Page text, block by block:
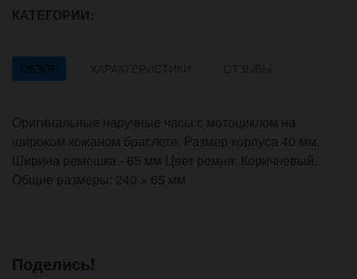
КАТЕГОРИИ:
ОБЗОР
Оригинальные наручные часы с мотоциклом на
широком кожаном браслете. Размер корпуса 40 мм.
Ширина ремешка - 65 мм Цвет ремня: Коричневый.
Общие размеры: 240 × 65 мм
Поделись!